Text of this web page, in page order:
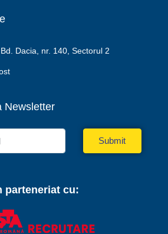
Dacia, nr. 140, Sectorul 2
Newsletter
Submit
parteneriat cu: